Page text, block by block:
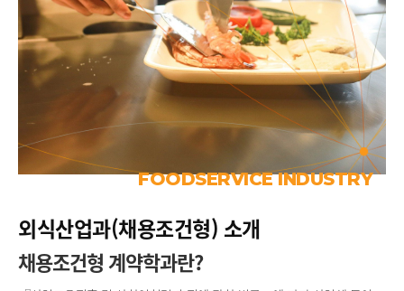
FOODSERVICE INDUSTRY
외식산업과(채용조건형) 소개
채용조건형 계약학과란?